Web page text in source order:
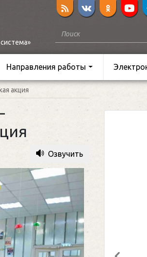
Направления работы
акция
Озвучить